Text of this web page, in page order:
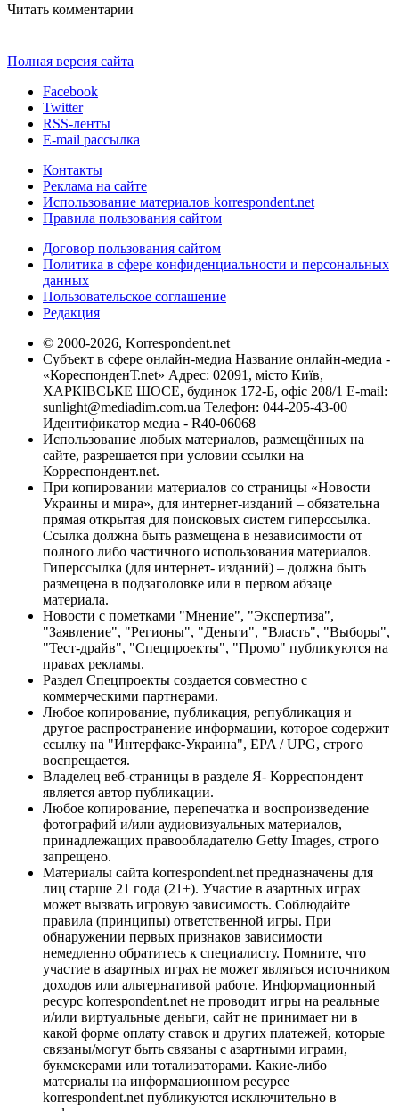
Читать комментарии
Полная версия сайта
Facebook
Twitter
RSS-ленты
E-mail рассылка
Контакты
Реклама на сайте
Использование материалов korrespondent.net
Правила пользования сайтом
Договор пользования сайтом
Политика в сфере конфиденциальности и персональных
данных
Пользовательское соглашение
Редакция
© 2000-2026, Korrespondent.net
Субъект в сфере онлайн-медиа Название онлайн-медиа -
«КореспонденТ.net» Адрес: 02091, місто Київ,
ХАРКІВСЬКЕ ШОСЕ, будинок 172-Б, офіс 208/1 E-mail:
sunlight@mediadim.com.ua Телефон: 044-205-43-00
Идентификатор медиа - R40-06068
Использование любых материалов, размещённых на
сайте, разрешается при условии ссылки на
Корреспондент.net.
При копировании материалов со страницы «Новости
Украины и мира», для интернет-изданий – обязательна
прямая открытая для поисковых систем гиперссылка.
Ссылка должна быть размещена в независимости от
полного либо частичного использования материалов.
Гиперссылка (для интернет- изданий) – должна быть
размещена в подзаголовке или в первом абзаце
материала.
Новости с пометками "Мнение", "Экспертиза",
"Заявление", "Регионы", "Деньги", "Власть", "Выборы",
"Тест-драйв", "Спецпроекты", "Промо" публикуются на
правах рекламы.
Раздел Спецпроекты создается совместно с
коммерческими партнерами.
Любое копирование, публикация, републикация и
другое распространение информации, которое содержит
ссылку на "Интерфакс-Украина", EPA / UPG, строго
воспрещается.
Владелец веб-страницы в разделе Я- Корреспондент
является автор публикации.
Любое копирование, перепечатка и воспроизведение
фотографий и/или аудиовизуальных материалов,
принадлежащих правообладателю Getty Images, строго
запрещено.
Материалы сайта korrespondent.net предназначены для
лиц старше 21 года (21+). Участие в азартных играх
может вызвать игровую зависимость. Соблюдайте
правила (принципы) ответственной игры. При
обнаружении первых признаков зависимости
немедленно обратитесь к специалисту. Помните, что
участие в азартных играх не может являться источником
доходов или альтернативой работе. Информационный
ресурс korrespondent.net не проводит игры на реальные
и/или виртуальные деньги, сайт не принимает ни в
какой форме оплату ставок и других платежей, которые
связаны/могут быть связаны с азартными играми,
букмекерами или тотализаторами. Какие-либо
материалы на информационном ресурсе
korrespondent.net публикуются исключительно в